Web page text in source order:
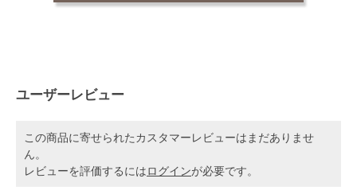
ユーザーレビュー
この商品に寄せられたカスタマーレビューはまだありませ
ん。
レビューを評価するにはログインが必要です。